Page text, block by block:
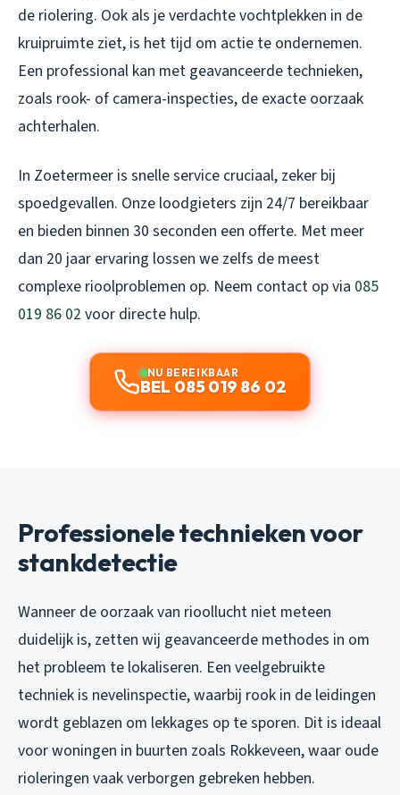
de riolering. Ook als je verdachte vochtplekken in de
kruipruimte ziet, is het tijd om actie te ondernemen.
Een professional kan met geavanceerde technieken,
zoals rook- of camera-inspecties, de exacte oorzaak
achterhalen.
In Zoetermeer is snelle service cruciaal, zeker bij
spoedgevallen. Onze loodgieters zijn 24/7 bereikbaar
en bieden binnen 30 seconden een offerte. Met meer
dan 20 jaar ervaring lossen we zelfs de meest
complexe rioolproblemen op. Neem contact op via 085
019 86 02 voor directe hulp.
NU BEREIKBAAR
BEL 085 019 86 02
Professionele technieken voor
stankdetectie
Wanneer de oorzaak van rioollucht niet meteen
duidelijk is, zetten wij geavanceerde methodes in om
het probleem te lokaliseren. Een veelgebruikte
techniek is nevelinspectie, waarbij rook in de leidingen
wordt geblazen om lekkages op te sporen. Dit is ideaal
voor woningen in buurten zoals Rokkeveen, waar oude
rioleringen vaak verborgen gebreken hebben.